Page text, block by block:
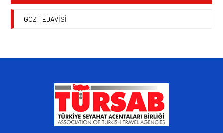
GÖZ TEDAVİSİ